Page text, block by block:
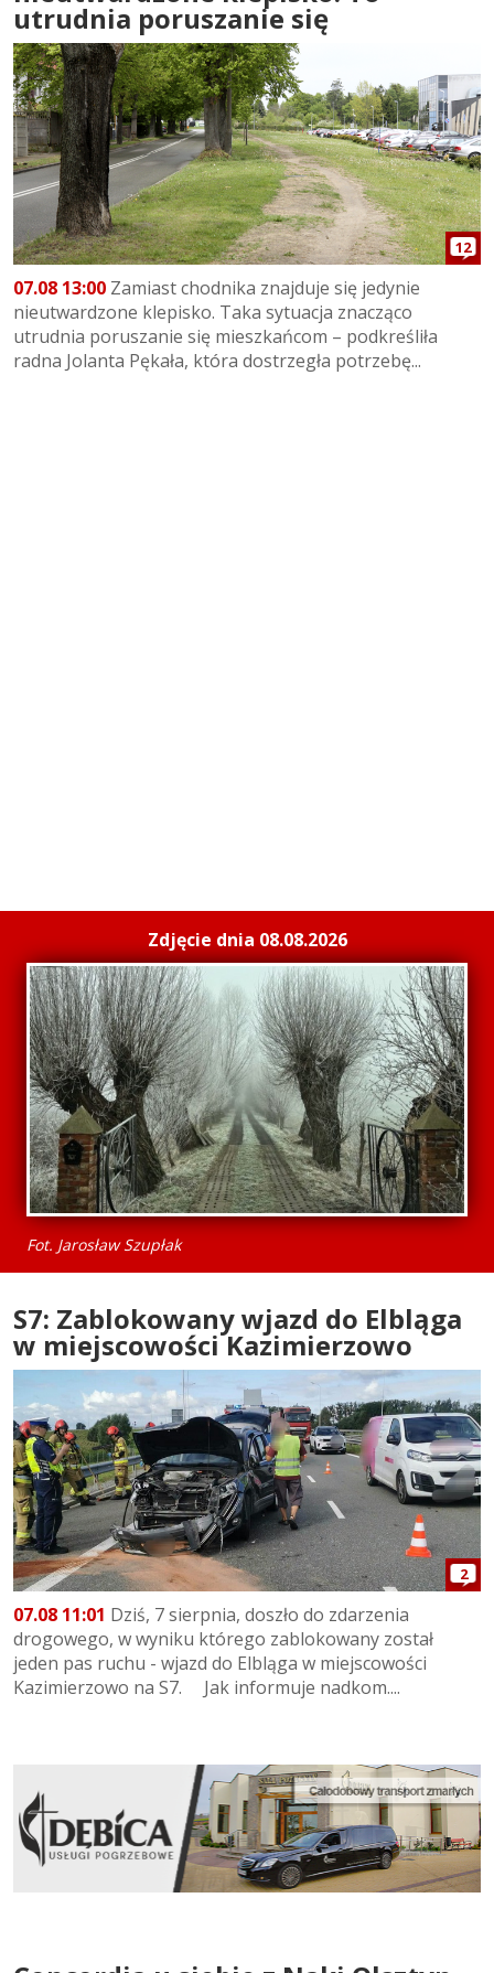
utrudnia poruszanie się
12
07.08 13:00 Zamiast chodnika znajduje się jedynie
nieutwardzone klepisko. Taka sytuacja znacząco
utrudnia poruszanie się mieszkańcom – podkreśliła
radna Jolanta Pękała, która dostrzegła potrzebę...
Zdjęcie dnia 08.08.2026
Fot. Jarosław Szupłak
S7: Zablokowany wjazd do Elbląga
w miejscowości Kazimierzowo
2
07.08 11:01 Dziś, 7 sierpnia, doszło do zdarzenia
drogowego, w wyniku którego zablokowany został
jeden pas ruchu - wjazd do Elbląga w miejscowości
Kazimierzowo na S7. Jak informuje nadkom....